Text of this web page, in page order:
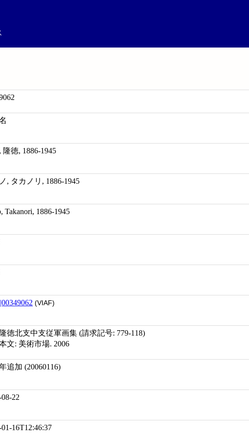
隆徳, 1886-1945
, タカノリ, 1886-1945
Takanori, 1886-1945
(VIAF)
徳北支中支従軍画集 (請求記号: 779-118)
文: 美術市場. 2006
追加 (20060116)
22
01-16T12:46:37